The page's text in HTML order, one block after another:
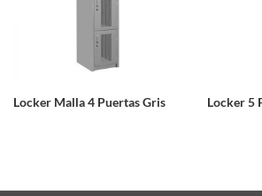
Locker Malla 4 Puertas Gris Locker 5